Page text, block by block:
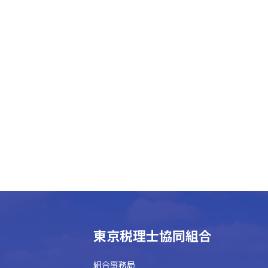
東京税理士協同組合
組合事務局